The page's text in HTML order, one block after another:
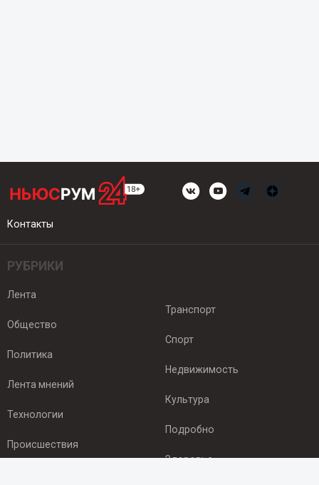
Контакты
РУБРИКИ
Лента
Общество
Политика
Лента мнений
Технологии
Происшествия
Транспорт
Спорт
Недвижимость
Культура
Подробно
Здоровье